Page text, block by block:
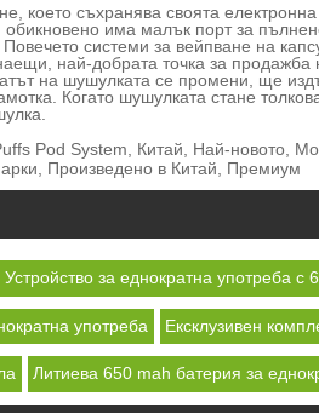
което съхранява своята
има малък порт за
системи за вейпване на
най-добрата точка за продажба
на шушулката се промени, ще
Когато шушулката стане
Pod System, Китай, Най-новото,
Произведено в Китай, Премиум
Устройство за еднократна употреба с
употреба Ексклузивен
Литиева 650 mah батерия за